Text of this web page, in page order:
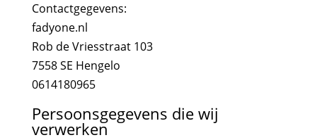
Contactgegevens:
fadyone.nl
Rob de Vriesstraat 103
7558 SE Hengelo
0614180965
Persoonsgegevens die wij
verwerken